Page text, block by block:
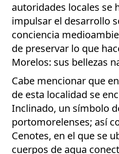
autoridades locales se
impulsar el desarrollo
conciencia
de preservar lo que
Morelos: sus bellezas
Cabe mencionar que
de esta localidad se
Inclinado, un símbolo
portomorelenses; así
Cenotes, en el que se
cuerpos de agua